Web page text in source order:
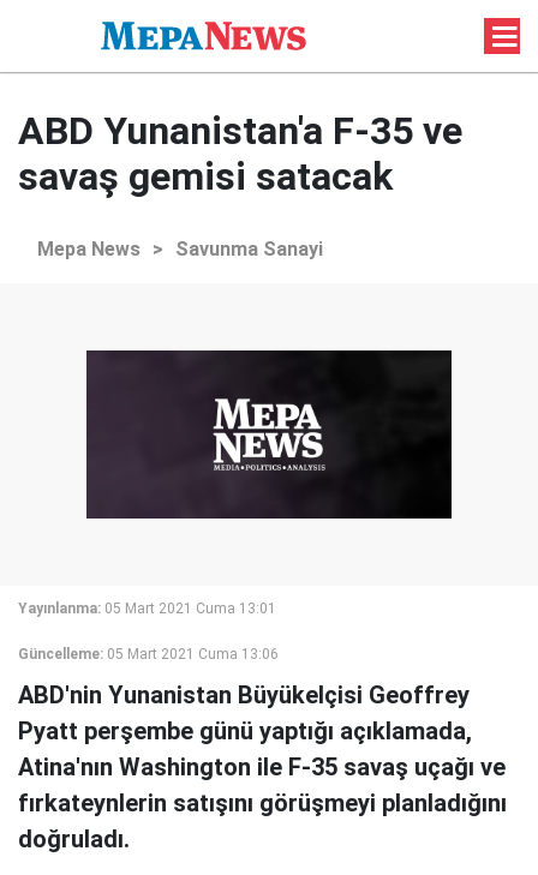
ABD Yunanistan'a F-35 ve
savaş gemisi satacak
Mepa News > Savunma Sanayi
Yayınlanma: 05 Mart 2021 Cuma 13:01
Güncelleme: 05 Mart 2021 Cuma 13:06
ABD'nin Yunanistan Büyükelçisi Geoffrey
Pyatt perşembe günü yaptığı açıklamada,
Atina'nın Washington ile F-35 savaş uçağı ve
fırkateynlerin satışını görüşmeyi planladığını
doğruladı.